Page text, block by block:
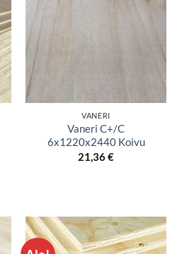
VANERI
Vaneri C+/C
6x1220x2440 Koivu
21,36€